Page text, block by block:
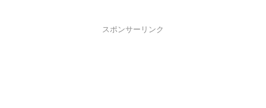
スポンサーリンク